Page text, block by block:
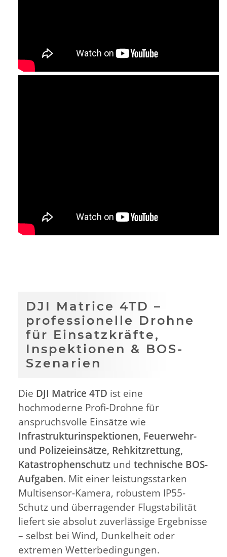
DJI Matrice 4TD –
professionelle Drohne
für Einsatzkräfte,
Inspektionen & BOS-
Szenarien
Die DJI Matrice 4TD ist eine
hochmoderne Profi-Drohne für
anspruchsvolle Einsätze wie
Infrastrukturinspektionen, Feuerwehr-
und Polizeieinsätze, Rehkitzrettung,
Katastrophenschutz und technische BOS-
Aufgaben. Mit einer leistungsstarken
Multisensor-Kamera, robustem IP55-
Schutz und überragender Flugstabilität
liefert sie absolut zuverlässige Ergebnisse
– selbst bei Wind, Dunkelheit oder
extremen Wetterbedingungen.